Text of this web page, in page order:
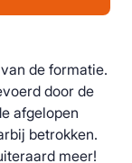
de formatie.
door de
afgelopen
betrokken.
meer!